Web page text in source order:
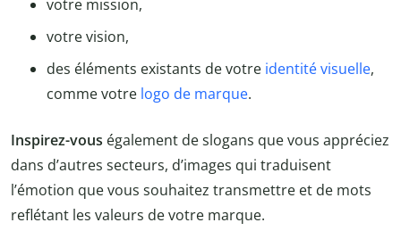
votre mission,
votre vision,
des éléments existants de votre identité visuelle,
comme votre logo de marque.
Inspirez-vous également de slogans que vous appréciez
dans d’autres secteurs, d’images qui traduisent
l’émotion que vous souhaitez transmettre et de mots
reflétant les valeurs de votre marque.